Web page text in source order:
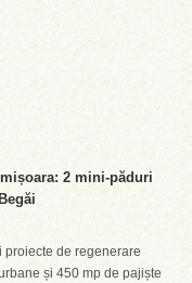
2 mini-păduri
de regenerare
și 450 mp de pajiște